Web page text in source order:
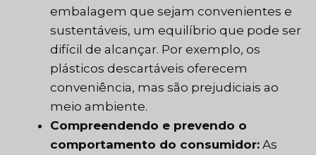
embalagem que sejam convenientes e
sustentáveis, um equilíbrio que pode ser
difícil de alcançar. Por exemplo, os
plásticos descartáveis oferecem
conveniência, mas são prejudiciais ao
meio ambiente.
Compreendendo e prevendo o
comportamento do consumidor: As